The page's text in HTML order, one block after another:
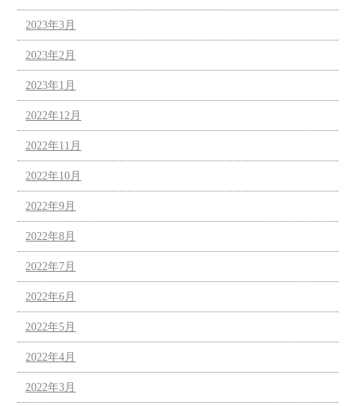
2023年3月
2023年2月
2023年1月
2022年12月
2022年11月
2022年10月
2022年9月
2022年8月
2022年7月
2022年6月
2022年5月
2022年4月
2022年3月